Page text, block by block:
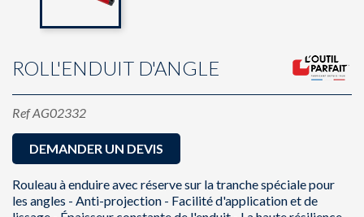
ROLL'ENDUIT D'ANGLE
RefAG02332
DEMANDER UN DEVIS
Rouleau à enduire avec réserve sur la tranche spéciale pour
les angles - Anti-projection - Facilité d'application et de